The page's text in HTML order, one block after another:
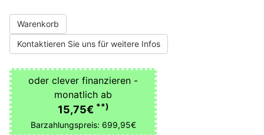
Warenkorb
Kontaktieren Sie uns für weitere Infos
oder clever finanzieren -
monatlich ab
15,75€ **)
Barzahlungspreis: 699,95€